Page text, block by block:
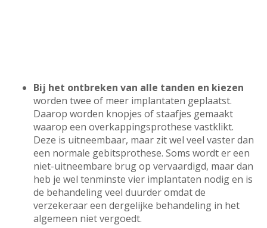
Bij het ontbreken van alle tanden en kiezen
worden twee of meer implantaten geplaatst.
Daarop worden knopjes of staafjes gemaakt
waarop een overkappingsprothese vastklikt.
Deze is uitneembaar, maar zit wel veel vaster dan
een normale gebitsprothese. Soms wordt er een
niet-uitneembare brug op vervaardigd, maar dan
heb je wel tenminste vier implantaten nodig en is
de behandeling veel duurder omdat de
verzekeraar een dergelijke behandeling in het
algemeen niet vergoedt.